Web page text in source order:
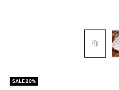
SALE 20%